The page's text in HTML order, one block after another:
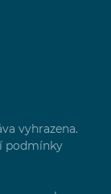
vyhrazena.
podmínky